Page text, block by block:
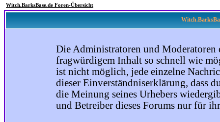
Witch.BarksBase.de Foren-Übersicht
Die Administratoren und Moderatoren
fragwürdigem Inhalt so schnell wie
ist nicht möglich, jede einzelne
dieser Einverständniserklärung, dass
die Meinung seines Urhebers
und Betreiber dieses Forums nur für